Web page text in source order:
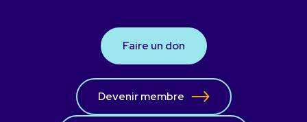
Faire un don
Devenir membre